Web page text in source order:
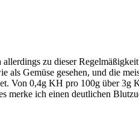
zu dieser
als Gemüse gesehen, und die
Von 0,4g KH pro 100g über
merke ich einen deutlichen